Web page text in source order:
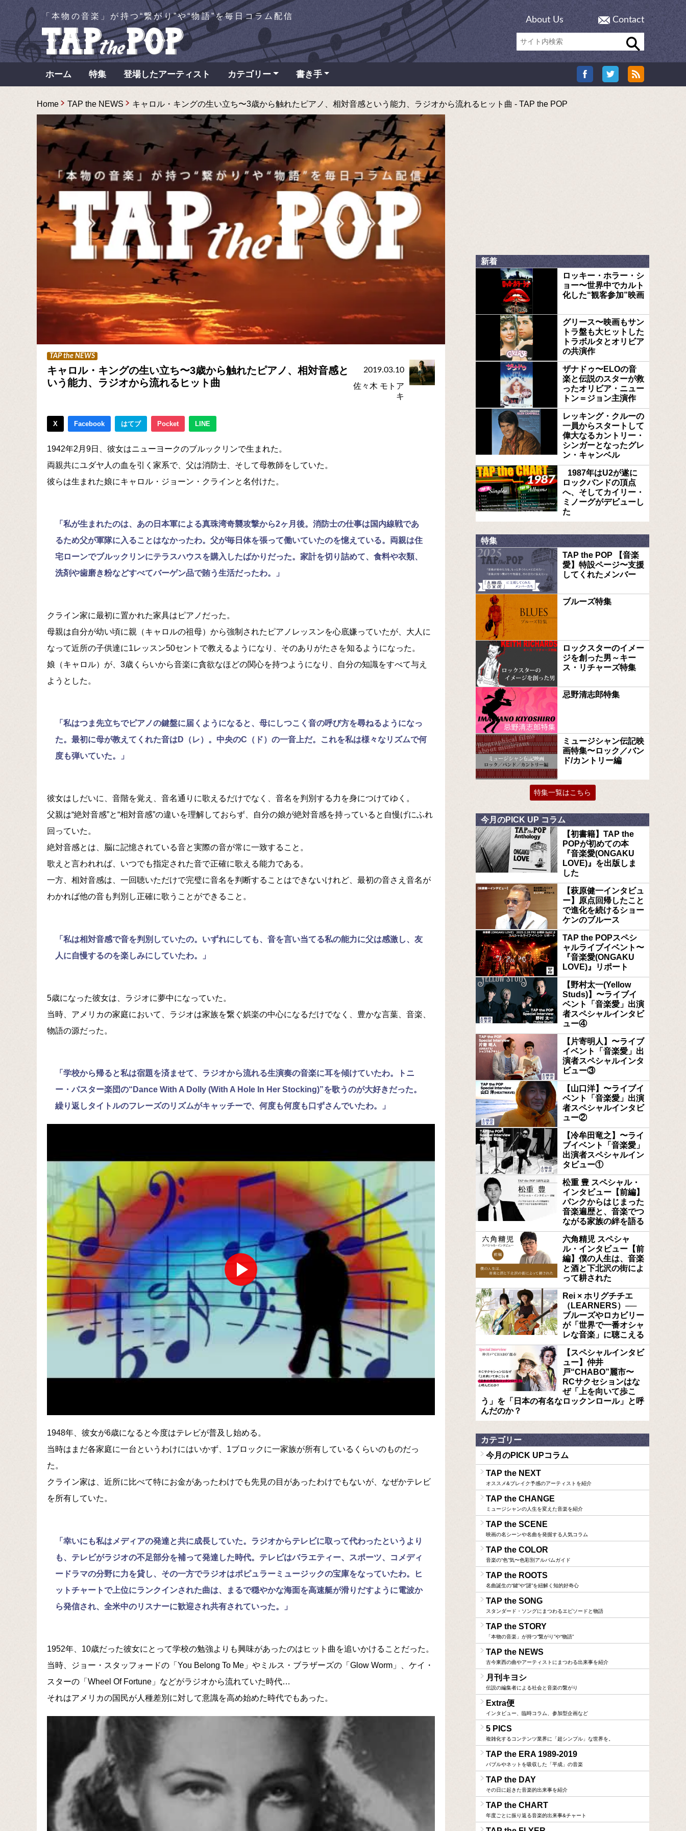
「本物の音楽」が持つ“繋がり”や“物語”を毎日コラム配信 About Us Contact
ホーム 特集 登場したアーティスト カテゴリー 書き手
Home TAP the NEWS キャロル・キングの生い立ち〜3歳から触れたピアノ、相対音感という能力、ラジオから流れるヒット曲 - TAP the POP
TAP the NEWS
キャロル・キングの生い立ち〜3歳から触れたピアノ、相対音感と
いう能力、ラジオから流れるヒット曲
2019.03.10
佐々木 モトア
キ
X Facebook はてブ Pocket LINE
1942年2月9日、彼女はニューヨークのブルックリンで生まれた。
両親共にユダヤ人の血を引く家系で、父は消防士、そして母教師をしていた。
彼らは生まれた娘にキャロル・ジョーン・クラインと名付けた。
「私が生まれたのは、あの日本軍による真珠湾奇襲攻撃から2ヶ月後。消防士の仕事は国内線戦であ
るため父が軍隊に入ることはなかったわ。父が毎日体を張って働いていたのを憶えている。両親は住
宅ローンでブルックリンにテラスハウスを購入したばかりだった。家計を切り詰めて、食料や衣類、
洗剤や歯磨き粉などすべてバーゲン品で賄う生活だったわ。」
クライン家に最初に置かれた家具はピアノだった。
母親は自分が幼い頃に親（キャロルの祖母）から強制されたピアノレッスンを心底嫌っていたが、大人に
なって近所の子供達に1レッスン50セントで教えるようになり、そのありがたさを知るようになった。
娘（キャロル）が、3歳くらいから音楽に貪欲なほどの関心を持つようになり、自分の知識をすべて与え
ようとした。
「私はつま先立ちでピアノの鍵盤に届くようになると、母にしつこく音の呼び方を尋ねるようになっ
た。最初に母が教えてくれた音はD（レ）。中央のC（ド）の一音上だ。これを私は様々なリズムで何
度も弾いていた。」
彼女はしだいに、音階を覚え、音名通りに歌えるだけでなく、音名を判別する力を身につけてゆく。
父親は“絶対音感”と“相対音感”の違いを理解しておらず、自分の娘が絶対音感を持っていると自慢げにふれ
回っていた。
絶対音感とは、脳に記憶されている音と実際の音が常に一致すること。
歌えと言われれば、いつでも指定された音で正確に歌える能力である。
一方、相対音感は、一回聴いただけで完璧に音名を判断することはできないけれど、最初の音さえ音名が
わかれば他の音も判別し正確に歌うことができること。
「私は相対音感で音を判別していたの。いずれにしても、音を言い当てる私の能力に父は感激し、友
人に自慢するのを楽しみにしていたわ。」
5歳になった彼女は、ラジオに夢中になっていた。
当時、アメリカの家庭において、ラジオは家族を繋ぐ娯楽の中心になるだけでなく、豊かな言葉、音楽、
物語の源だった。
「学校から帰ると私は宿題を済ませて、ラジオから流れる生演奏の音楽に耳を傾けていたわ。トニ
ー・パスター楽団の“Dance With A Dolly (With A Hole In Her Stocking)”を歌うのが大好きだった。
繰り返しタイトルのフレーズのリズムがキャッチーで、何度も何度も口ずさんでいたわ。」
1948年、彼女が6歳になると今度はテレビが普及し始める。
当時はまだ各家庭に一台というわけにはいかず、1ブロックに一家族が所有しているくらいのものだっ
た。
クライン家は、近所に比べて特にお金があったわけでも先見の目があったわけでもないが、なぜかテレビ
を所有していた。
「幸いにも私はメディアの発達と共に成長していた。ラジオからテレビに取って代わったというより
も、テレビがラジオの不足部分を補って発達した時代。テレビはバラエティー、スポーツ、コメディ
ードラマの分野に力を貸し、その一方でラジオはポピュラーミュージックの宝庫をなっていたわ。ヒ
ットチャートで上位にランクインされた曲は、まるで穏やかな海面を高速艇が滑りだすように電波か
ら発信され、全米中のリスナーに歓迎され共有されていった。」
1952年、10歳だった彼女にとって学校の勉強よりも興味があったのはヒット曲を追いかけることだった。
当時、ジョー・スタッフォードの「You Belong To Me」やミルス・ブラザーズの「Glow Worm」、ケイ・
スターの「Wheel Of Fortune」などがラジオから流れていた時代…
それはアメリカの国民が人種差別に対して意識を高め始めた時代でもあった。
新着
ロッキー・ホラー・シ
ョー〜世界中でカルト
化した“観客参加”映画
グリース〜映画もサン
トラ盤も大ヒットした
トラボルタとオリビア
の共演作
ザナドゥ〜ELOの音
楽と伝説のスターが救
ったオリビア・ニュー
トン＝ジョン主演作
レッキング・クルーの
一員からスタートして
偉大なるカントリー・
シンガーとなったグレ
ン・キャンベル
1987年はU2が遂に
ロックバンドの頂点
へ、そしてカイリー・
ミノーグがデビューし
た
特集
TAP the POP 【音楽
愛】特設ページ〜支援
してくれたメンバー
ブルーズ特集
ロックスターのイメー
ジを創った男～キー
ス・リチャーズ特集
忌野清志郎特集
ミュージシャン伝記映
画特集〜ロック／バン
ド/カントリー編
特集一覧はこちら
今月のPICK UP コラム
【初書籍】TAP the
POPが初めての本
『音楽愛(ONGAKU
LOVE)』を出版しま
した
【萩原健一インタビュ
ー】原点回帰したこと
で進化を続けるショー
ケンのブルース
TAP the POPスペシ
ャルライブイベント〜
『音楽愛(ONGAKU
LOVE)』リポート
【野村太一(Yellow
Studs)】〜ライブイ
ベント「音楽愛」出演
者スペシャルインタビ
ュー④
【片寄明人】〜ライブ
イベント「音楽愛」出
演者スペシャルインタ
ビュー③
【山口洋】〜ライブイ
ベント「音楽愛」出演
者スペシャルインタビ
ュー②
【冷牟田竜之】〜ライ
ブイベント「音楽愛」
出演者スペシャルイン
タビュー①
松重 豊 スペシャル・
インタビュー【前編】
パンクからはじまった
音楽遍歴と、音楽でつ
ながる家族の絆を語る
六角精児 スペシャ
ル・インタビュー【前
編】僕の人生は、音楽
と酒と下北沢の街によ
って耕された
Rei × ホリグチチエ
（LEARNERS）──
ブルーズやロカビリー
が「世界で一番オシャ
レな音楽」に聴こえる
【スペシャルインタビ
ュー】仲井
戸“CHABO”麗市〜
RCサクセションはな
ぜ「上を向いて歩こ
う」を「日本の有名なロックンロール」と呼
んだのか？
カテゴリー
今月のPICK UPコラム
TAP the NEXT
オススメ&ブレイク予感のアーティストを紹介
TAP the CHANGE
ミュージシャンの人生を変えた音楽を紹介
TAP the SCENE
映画の名シーンや名曲を発掘する人気コラム
TAP the COLOR
音楽の“色”気〜色彩別アルバムガイド
TAP the ROOTS
名曲誕生の“鍵”や“謎”を紐解く知的好奇心
TAP the SONG
スタンダード・ソングにまつわるエピソードと物語
TAP the STORY
「本物の音楽」が持つ“繋がり”や“物語”
TAP the NEWS
古今東西の曲やアーティストにまつわる出来事を紹介
月刊キヨシ
伝説の編集者による社会と音楽の繋がり
Extra便
インタビュー、臨時コラム、参加型企画など
5 PICS
複雑化するコンテンツ業界に「超シンプル」な世界を。
TAP the ERA 1989-2019
バブルやネットを吸収した「平成」の音楽
TAP the DAY
その日に起きた音楽的出来事を紹介
TAP the CHART
年度ごとに振り返る音楽的出来事&チャート